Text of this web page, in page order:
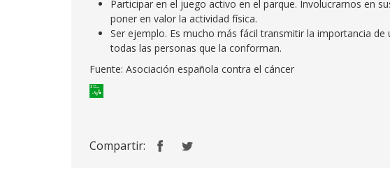
Participar en el juego activo en el parque. Involucrarnos en
poner en valor la actividad física.
Ser ejemplo. Es mucho más fácil transmitir la importancia
todas las personas que la conforman.
Fuente: Asociación española contra el cáncer
Compartir: